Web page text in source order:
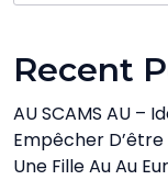
Recent
AU SCAMS AU –
Empêcher
Une Fille Au Au